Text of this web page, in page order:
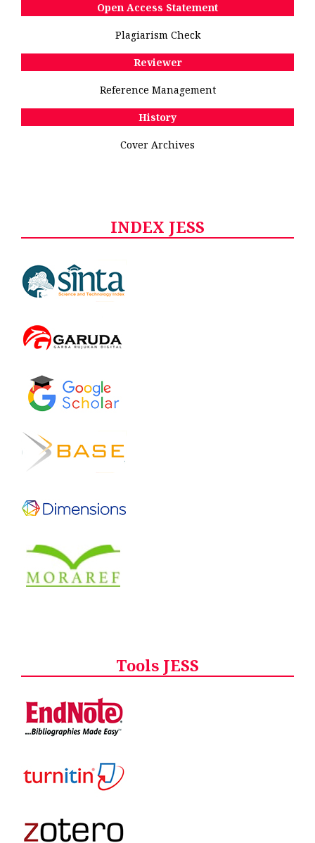
Open Access Statement
Plagiarism Check
Reviewer
Reference Management
History
Cover Archives
INDEX JESS
Tools JESS